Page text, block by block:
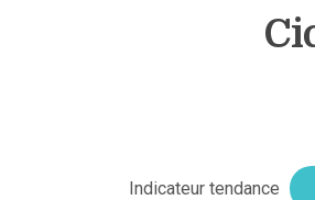
Indicateur tendance